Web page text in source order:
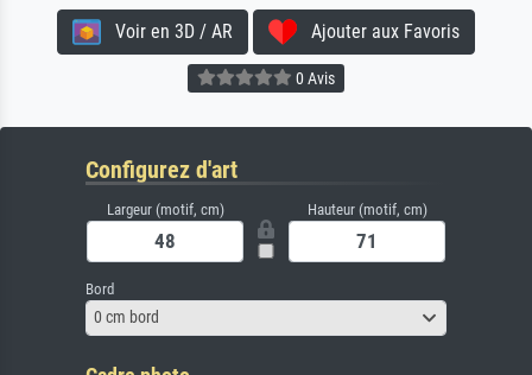
Voir en 3D / AR Ajouter aux Favoris
0 Avis
Configurez d'art
Largeur (motif, cm) Hauteur (motif, cm)
Bord
0 cm bord